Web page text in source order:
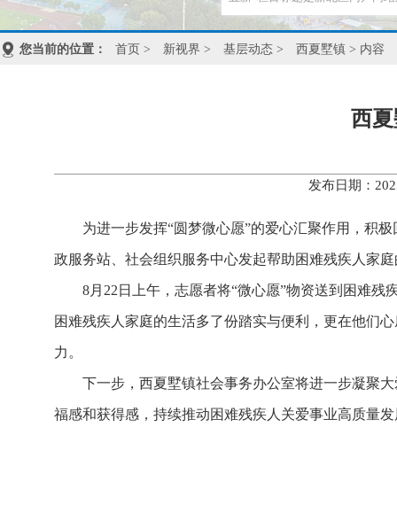
您当前的位置： 首页 > 新视界 > 基层动态 > 西夏墅镇 > 内容
西
发布日期：
为进一步发挥“圆梦微心愿”的爱心汇聚作用，积
政服务站、社会组织服务中心发起帮助困难残疾人家
8月22日上午，志愿者将“微心愿”物资送到困难残
困难残疾人家庭的生活多了份踏实与便利，更在他们
力。
下一步，西夏墅镇社会事务办公室将进一步凝聚
福感和获得感，持续推动困难残疾人关爱事业高质量